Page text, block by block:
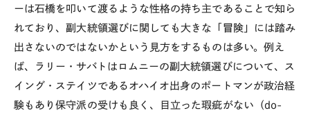
ーは石橋を叩いて渡るような性格の持ち主であることで知ら
れており、副大統領選びに関しても大きな「冒険」には踏み
出さないのではないかという見方をするものは多い。例え
ば、ラリー・サバトはロムニーの副大統領選びについて、ス
イング・ステイツであるオハイオ出身のポートマンが政治経
験もあり保守派の受けも良く、目立った瑕疵がない（do-